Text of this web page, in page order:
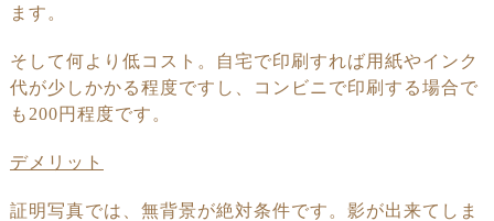
ます。
そして何より低コスト。自宅で印刷すれば用紙やインク
代が少しかかる程度ですし、
コンビニで印刷する場合で
も 200 円程度です。
デメリット
証明写真では、無背景が絶対条件です。影が出来てしま